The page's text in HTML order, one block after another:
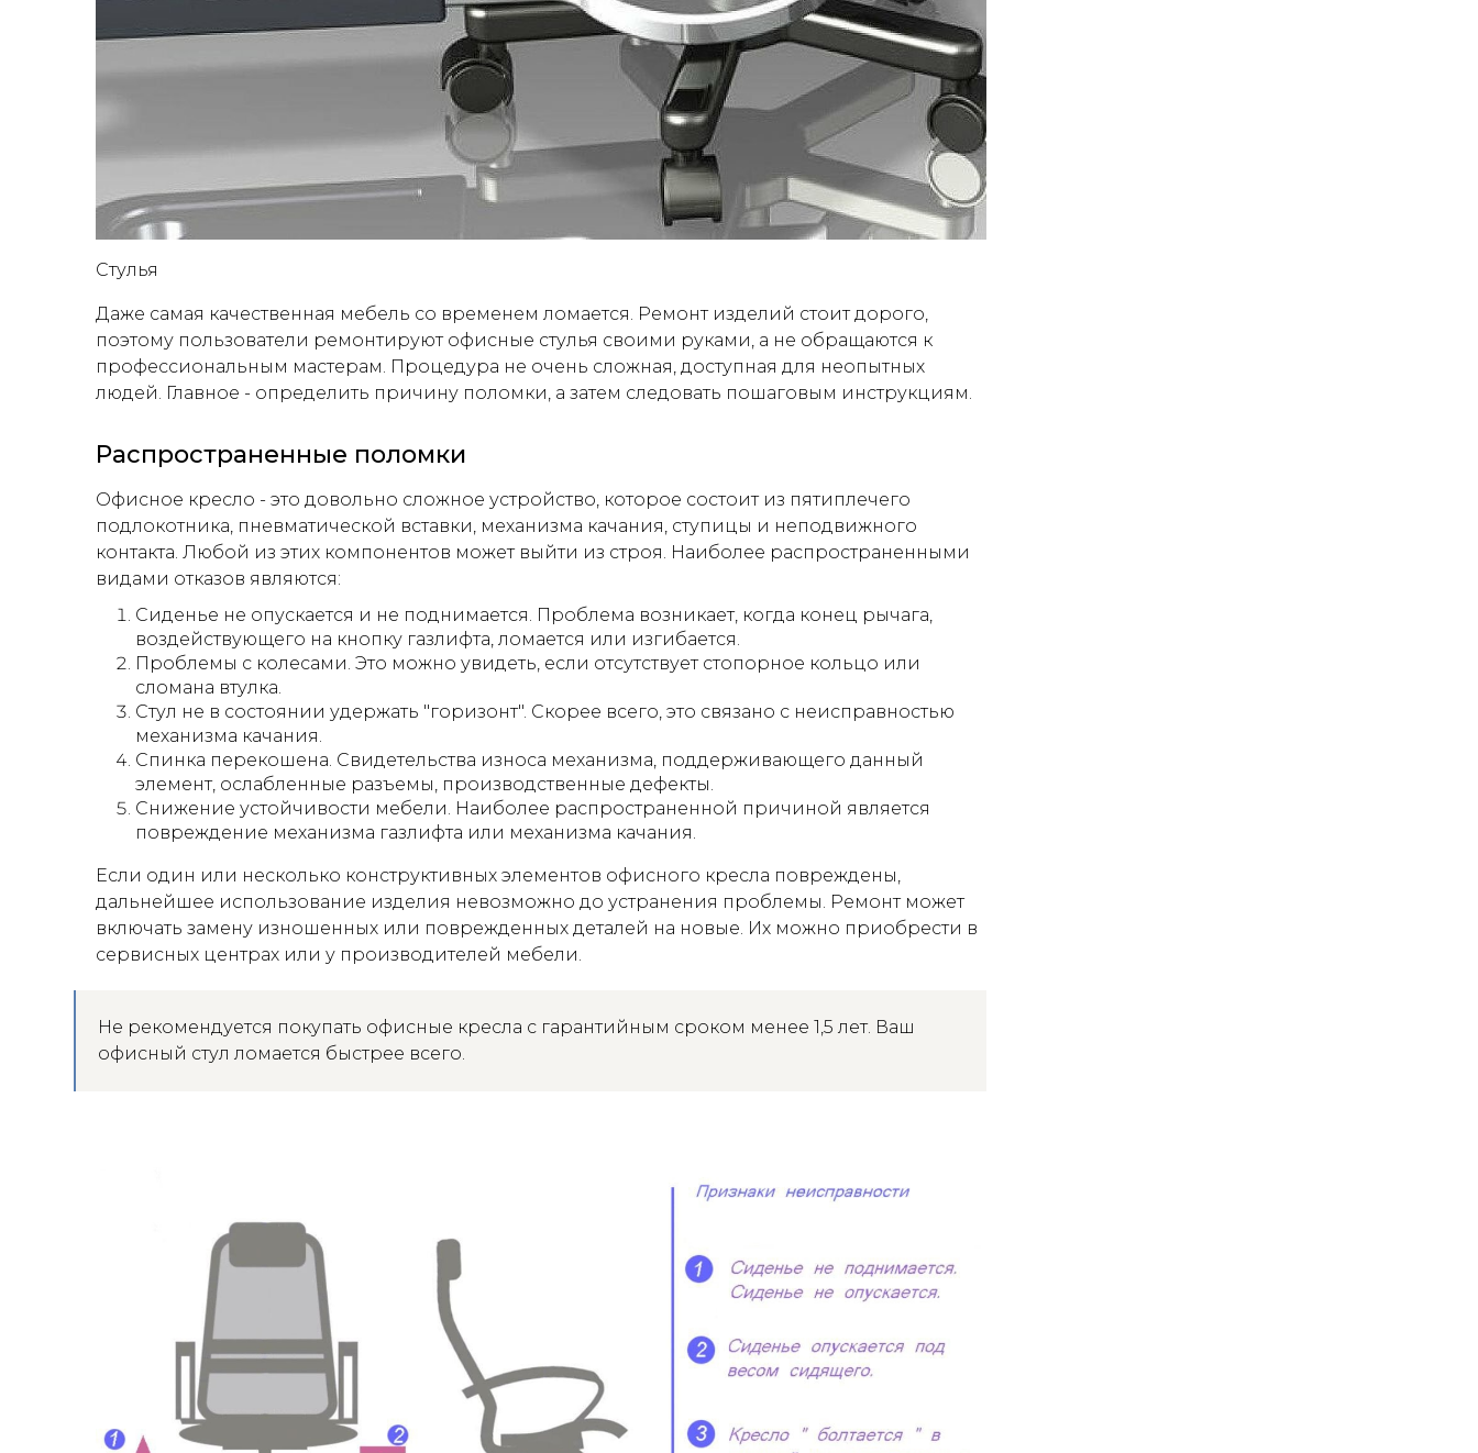
Стулья
Даже самая качественная мебель со временем ломается. Ремонт изделий стоит дорого,
поэтому пользователи ремонтируют офисные стулья своими руками, а не обращаются к
профессиональным мастерам. Процедура не очень сложная, доступная для неопытных
людей. Главное - определить причину поломки, а затем следовать пошаговым инструкциям.
Распространенные поломки
Офисное кресло - это довольно сложное устройство, которое состоит из пятиплечего
подлокотника, пневматической вставки, механизма качания, ступицы и неподвижного
контакта. Любой из этих компонентов может выйти из строя. Наиболее распространенными
видами отказов являются:
Сиденье не опускается и не поднимается. Проблема возникает, когда конец рычага,
воздействующего на кнопку газлифта, ломается или изгибается.
Проблемы с колесами. Это можно увидеть, если отсутствует стопорное кольцо или
сломана втулка.
Стул не в состоянии удержать "горизонт". Скорее всего, это связано с неисправностью
механизма качания.
Спинка перекошена. Свидетельства износа механизма, поддерживающего данный
элемент, ослабленные разъемы, производственные дефекты.
Снижение устойчивости мебели. Наиболее распространенной причиной является
повреждение механизма газлифта или механизма качания.
Если один или несколько конструктивных элементов офисного кресла повреждены,
дальнейшее использование изделия невозможно до устранения проблемы. Ремонт может
включать замену изношенных или поврежденных деталей на новые. Их можно приобрести в
сервисных центрах или у производителей мебели.
Не рекомендуется покупать офисные кресла с гарантийным сроком менее 1,5 лет. Ваш
офисный стул ломается быстрее всего.